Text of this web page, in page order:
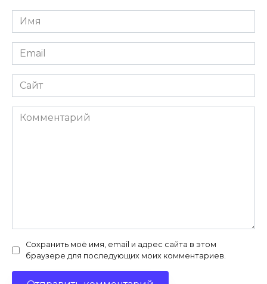
Имя
Email
Сайт
Комментарий
Сохранить моё имя, email и адрес сайта в этом
браузере для последующих моих комментариев.